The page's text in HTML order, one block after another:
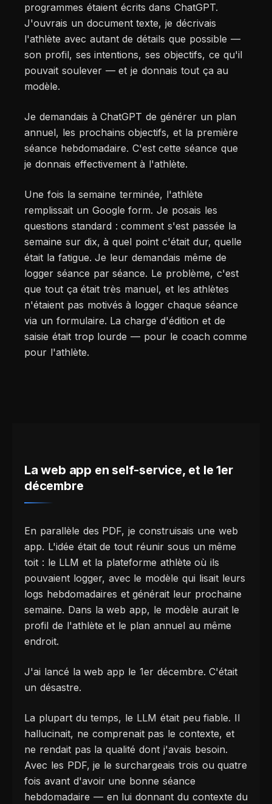
programmes étaient écrits dans ChatGPT.
J'ouvrais un document texte, je décrivais
l'athlète avec autant de détails que possible —
son profil, ses intentions, ses objectifs, ce qu'il
pouvait soulever — et je donnais tout ça au
modèle.
Je demandais à ChatGPT de générer un plan
annuel, les prochains objectifs, et la première
séance hebdomadaire. C'est cette séance que
je donnais effectivement à l'athlète.
Une fois la semaine terminée, l'athlète
remplissait un Google form. Je posais les
questions standard : comment s'est passée la
semaine sur dix, à quel point c'était dur, quelle
était la fatigue. Je leur demandais même de
logger séance par séance. Le problème, c'est
que tout ça était très manuel, et les athlètes
n'étaient pas motivés à logger chaque séance
via un formulaire. La charge d'édition et de
saisie était trop lourde — pour le coach comme
pour l'athlète.
La web app en self-service, et le 1er
décembre
En parallèle des PDF, je construisais une web
app. L'idée était de tout réunir sous un même
toit : le LLM et la plateforme athlète où ils
pouvaient logger, avec le modèle qui lisait leurs
logs hebdomadaires et générait leur prochaine
semaine. Dans la web app, le modèle aurait le
profil de l'athlète et le plan annuel au même
endroit.
J'ai lancé la web app le 1er décembre. C'était
un désastre.
La plupart du temps, le LLM était peu fiable. Il
hallucinait, ne comprenait pas le contexte, et
ne rendait pas la qualité dont j'avais besoin.
Avec les PDF, je le surchargeais trois ou quatre
fois avant d'avoir une bonne séance
hebdomadaire — en lui donnant du contexte du